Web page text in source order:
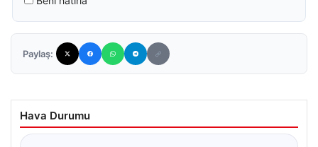
Paylaş:
Hava Durumu